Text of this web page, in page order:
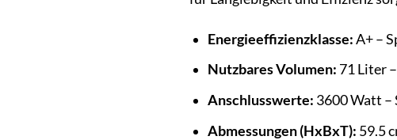
Energieeffizienzklasse:A+ –
Nutzbares Volumen: 71 Liter
Anschlusswerte: 3600 Watt –
Abmessungen (HxBxT): 59.5